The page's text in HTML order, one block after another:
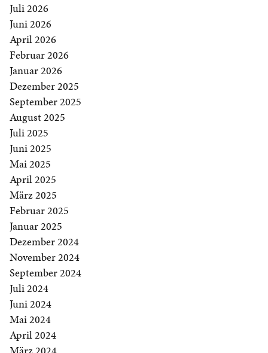
Juli 2026
Juni 2026
April 2026
Februar 2026
Januar 2026
Dezember 2025
September 2025
August 2025
Juli 2025
Juni 2025
Mai 2025
April 2025
März 2025
Februar 2025
Januar 2025
Dezember 2024
November 2024
September 2024
Juli 2024
Juni 2024
Mai 2024
April 2024